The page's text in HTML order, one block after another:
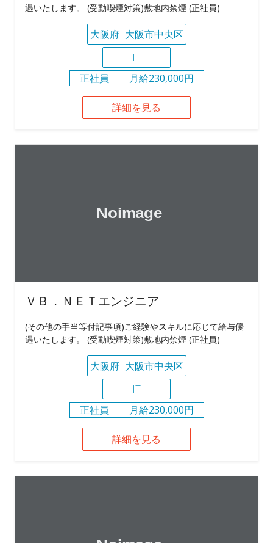
遇いたします。 (受動喫煙対策)敷地内禁煙 (正社員)
大阪府 大阪市中央区
IT
正社員
月給230,000円
詳細を見る
ＶＢ．ＮＥＴエンジニア
(その他の手当等付記事項)ご経験やスキルに応じて給与優
遇いたします。 (受動喫煙対策)敷地内禁煙 (正社員)
大阪府 大阪市中央区
IT
正社員
月給230,000円
詳細を見る